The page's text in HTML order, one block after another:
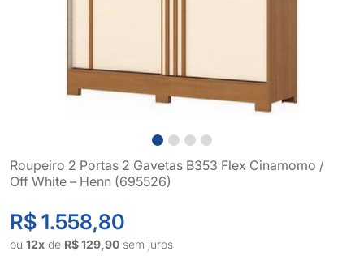
Roupeiro 2 Portas 2 Gavetas B353 Flex Cinamomo /
Off White – Henn (695526)
R$ 1.558,80
ou 12x de R$ 129,90 sem juros